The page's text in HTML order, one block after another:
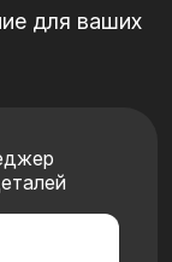
для ваших